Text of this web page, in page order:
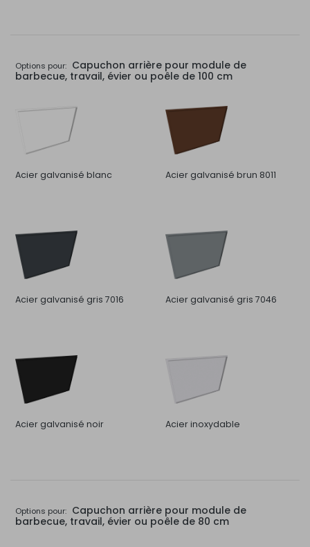
Options pour: Capuchon arrière pour module de
barbecue, travail, évier ou poêle de 100 cm
Acier galvanisé blanc Acier galvanisé brun 8011
Acier galvanisé gris 7016 Acier galvanisé gris 7046
Acier galvanisé noir Acier inoxydable
Options pour: Capuchon arrière pour module de
barbecue, travail, évier ou poêle de 80 cm